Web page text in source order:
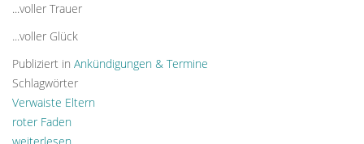
...voller Trauer
...voller Glück
Publiziert in Ankündigungen & Termine
Schlagwörter
Verwaiste Eltern
roter Faden